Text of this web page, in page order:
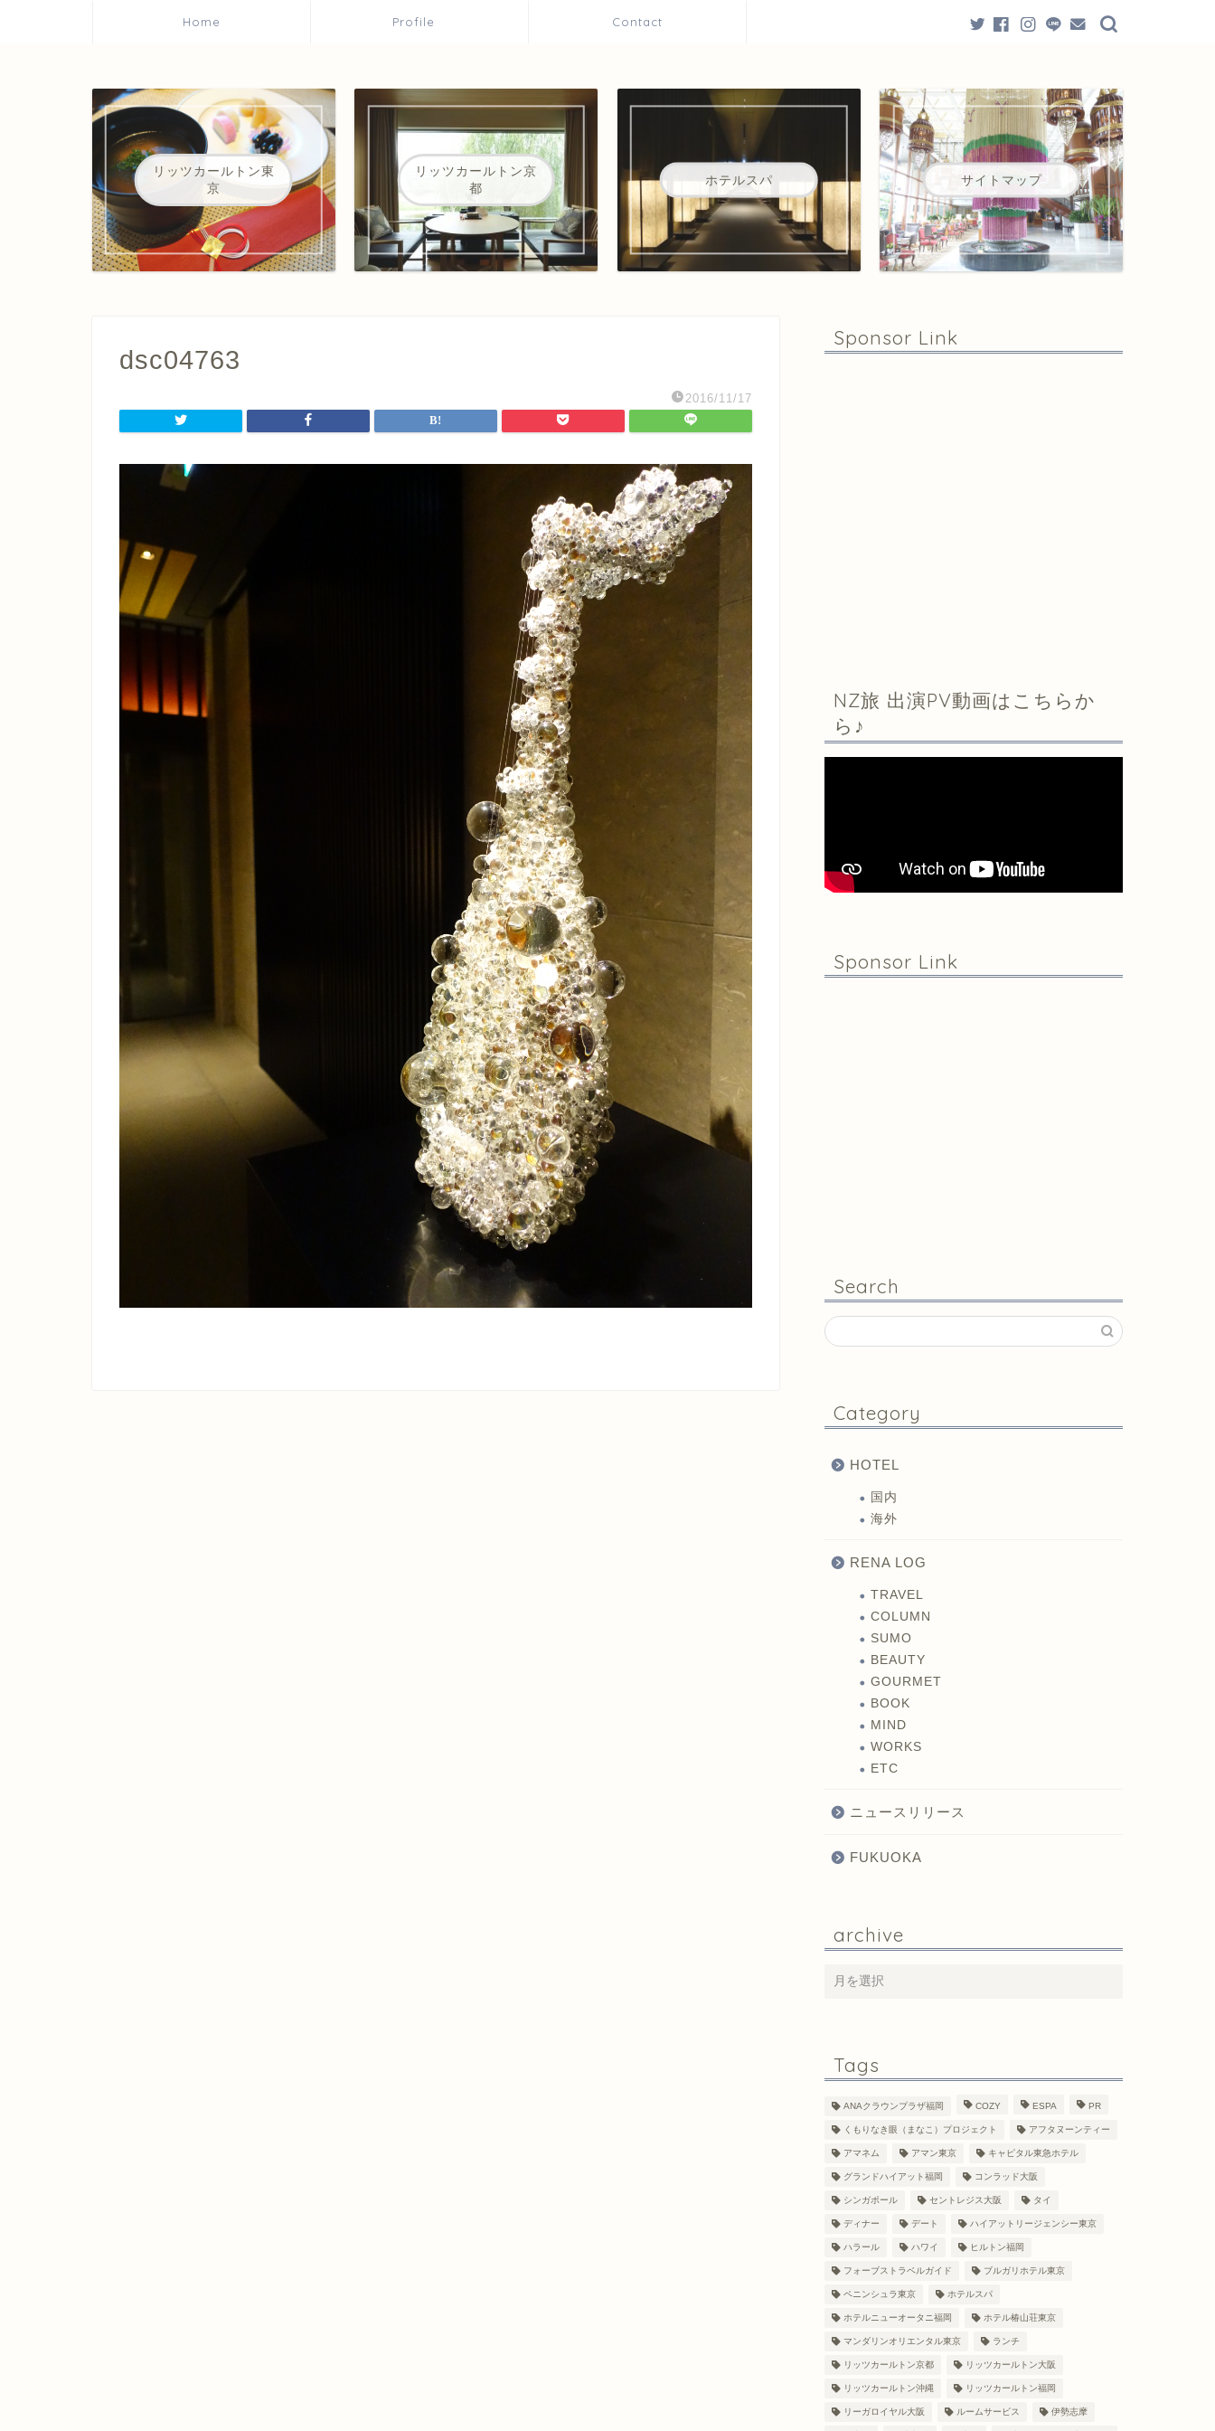
Home Profile Contact
リッツカールトン東
京
リッツカールトン京
都
ホテルスパ サイトマップ
dsc04763
2016/11/17
Sponsor Link
NZ旅 出演PV動画はこちらか
ら♪
Sponsor Link
Search
Category
HOTEL
国内
海外
RENA LOG
TRAVEL
COLUMN
SUMO
BEAUTY
GOURMET
BOOK
MIND
WORKS
ETC
ニュースリリース
FUKUOKA
archive
Tags
ANAクラウンプラザ福岡 COZY ESPA PR
くもりなき眼（まなこ）プロジェクト アフタヌーンティー
アマネム アマン東京 キャピタル東急ホテル
グランドハイアット福岡 コンラッド大阪
シンガポール セントレジス大阪 タイ
ディナー デート ハイアットリージェンシー東京
ハラール ハワイ ヒルトン福岡
フォーブストラベルガイド ブルガリホテル東京
ペニンシュラ東京 ホテルスパ
ホテルニューオータニ福岡 ホテル椿山荘東京
マンダリンオリエンタル東京 ランチ
リッツカールトン京都 リッツカールトン大阪
リッツカールトン沖縄 リッツカールトン福岡
リーガロイヤル大阪 ルームサービス 伊勢志摩